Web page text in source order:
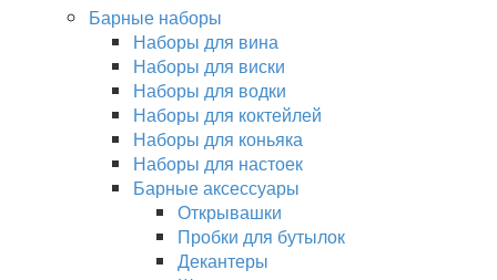
Барные наборы
Наборы для вина
Наборы для виски
Наборы для водки
Наборы для коктейлей
Наборы для коньяка
Наборы для настоек
Барные аксессуары
Открывашки
Пробки для бутылок
Декантеры